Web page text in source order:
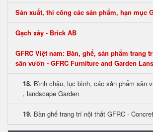
Sản xuất, thi công các sản phẩm, hạn mục
Gạch xây - Brick AB
GFRC Việt nam: Bàn, ghế, sản phẩm trang
sân vườn - GFRC Furniture and Garden
18. Bình chậu, lục bình, các sản phẩm sân
, landscape Garden
19. Bàn ghế trang trí nội thất GFRC -